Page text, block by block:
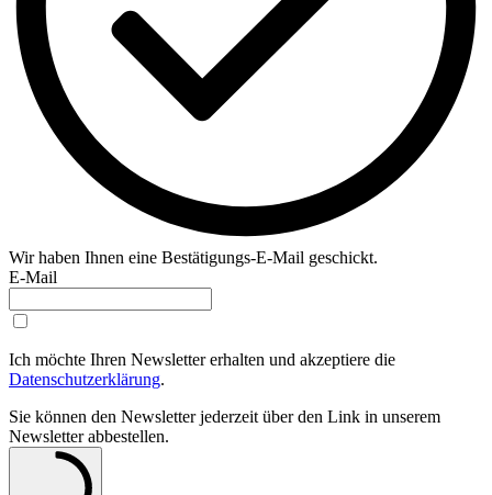
Wir haben Ihnen eine Bestätigungs-E-Mail geschickt.
E-Mail
Ich möchte Ihren Newsletter erhalten und akzeptiere die
Datenschutzerklärung.
Sie können den Newsletter jederzeit über den Link in unserem
Newsletter abbestellen.